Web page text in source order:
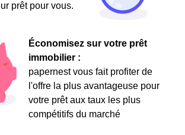
prêt pour vous.
Économisez sur votre prêt
immobilier :
papernest vous fait profiter de
l'offre la plus avantageuse pour
votre prêt aux taux les plus
compétitifs du marché